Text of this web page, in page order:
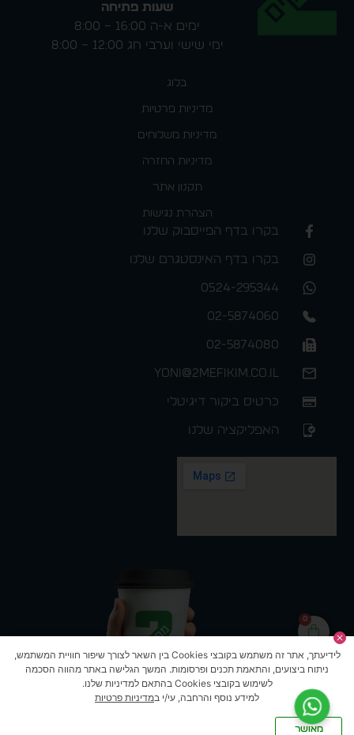
0
שעות פתיחה
ימים א-ה 16:00 – 8:00
ימי שישי וערבי חג 12:00 – 8:00
בלוג
מדיניות פרטיות
מדיניות משלוחים
מדיניות החזרה
תקנון אתר
הצהרת נגישות
בקרו בדף הפייסבוק שלנו
בקרו בדף האינסטגרם שלנו
0524-295344
02-5874060
02-5874080
yoni@2mefikim.co.il
כרטיס ביקור דיגיטלי
האפליקציה שלנו
לידיעתך, אתר זה משתמש בקובצי Cookies בין השאר לצורך שיפור חוויית המשתמש,
ניתוח ביצועים, והתאמת תכנים ופרסומות. המשך הגלישה באתר מהווה הסכמה
לשימוש בקובצי Cookies בהתאם למדיניות שלנו.
למידע נוסף והרחבה, עי/י במדיניות פרטיות
מאושר